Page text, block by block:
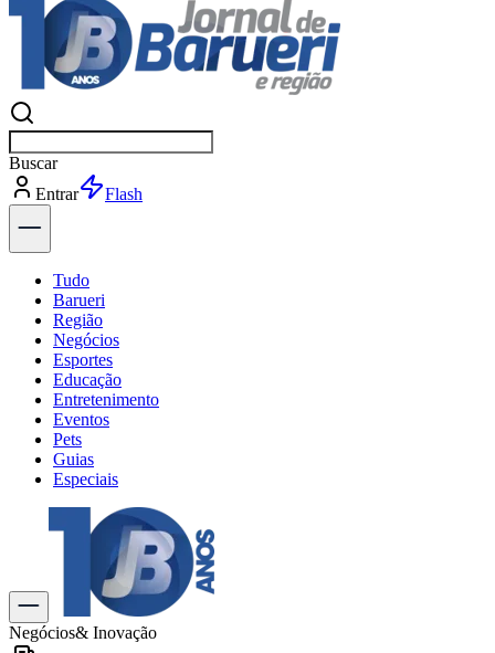
Buscarnotíci
Entrar
Explorar
Tudo
Barueri
Região
Negócios
Esportes
Educação
Entretenimento
Eventos
Pets
Guias
Especiais
Explore Tudo
Últimas Notícias
Previsão do Tempo
Trânsito e Rotas
Dia a Dia & Lazer
Negócios& Inovação